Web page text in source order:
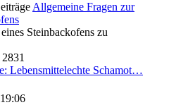
Allgemeine Fragen zur
Steinbackofens zu
2831
Lebensmittelechte Schamot…